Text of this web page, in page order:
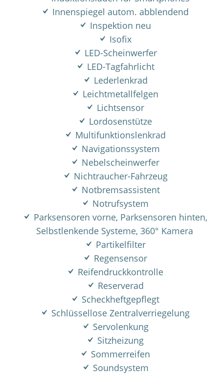
Innenspiegel autom. abblendend
Inspektion neu
Isofix
LED-Scheinwerfer
LED-Tagfahrlicht
Lederlenkrad
Leichtmetallfelgen
Lichtsensor
Lordosenstütze
Multifunktionslenkrad
Navigationssystem
Nebelscheinwerfer
Nichtraucher-Fahrzeug
Notbremsassistent
Notrufsystem
Parksensoren vorne, Parksensoren hinten,
Selbstlenkende Systeme, 360° Kamera
Partikelfilter
Regensensor
Reifendruckkontrolle
Reserverad
Scheckheftgepflegt
Schlüssellose Zentralverriegelung
Servolenkung
Sitzheizung
Sommerreifen
Soundsystem